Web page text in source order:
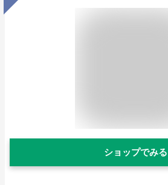
ショップでみる